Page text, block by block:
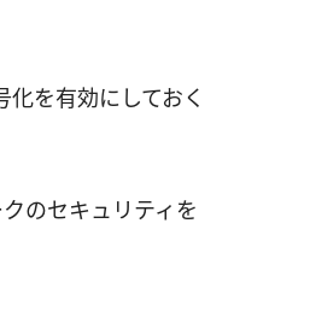
を有効にしておく
のセキュリティを